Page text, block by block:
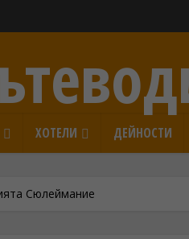
ХОТЕЛИ ДЕЙНОСТИ
Сюлеймание